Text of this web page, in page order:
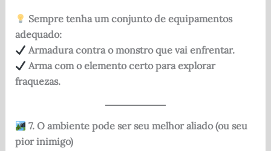
Sempre tenha um conjunto de equipamentos
adequado:
Armadura contra o monstro que vai enfrentar.
Arma com o elemento certo para explorar
fraquezas.
7. O ambiente pode ser seu melhor aliado (ou seu
pior inimigo)